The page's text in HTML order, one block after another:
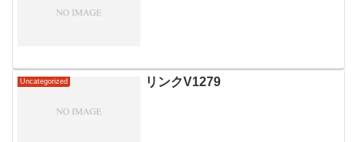
Uncategorized リンクV1279